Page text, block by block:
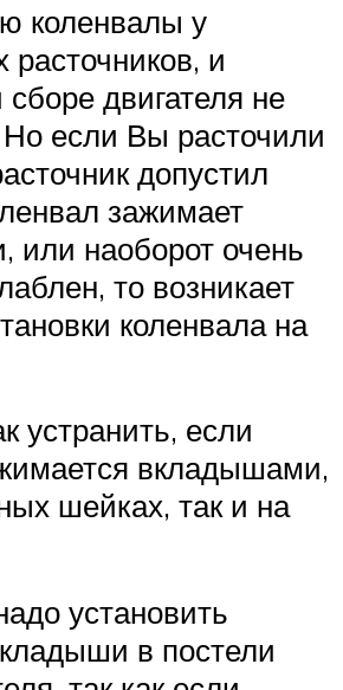
коленвалы у
расточников, и
двигателя не
если Вы расточили
допустил
зажимает
или наоборот очень
то возникает
коленвала на
устранить, если
вкладышами,
шейках, так и на
установить
в постели